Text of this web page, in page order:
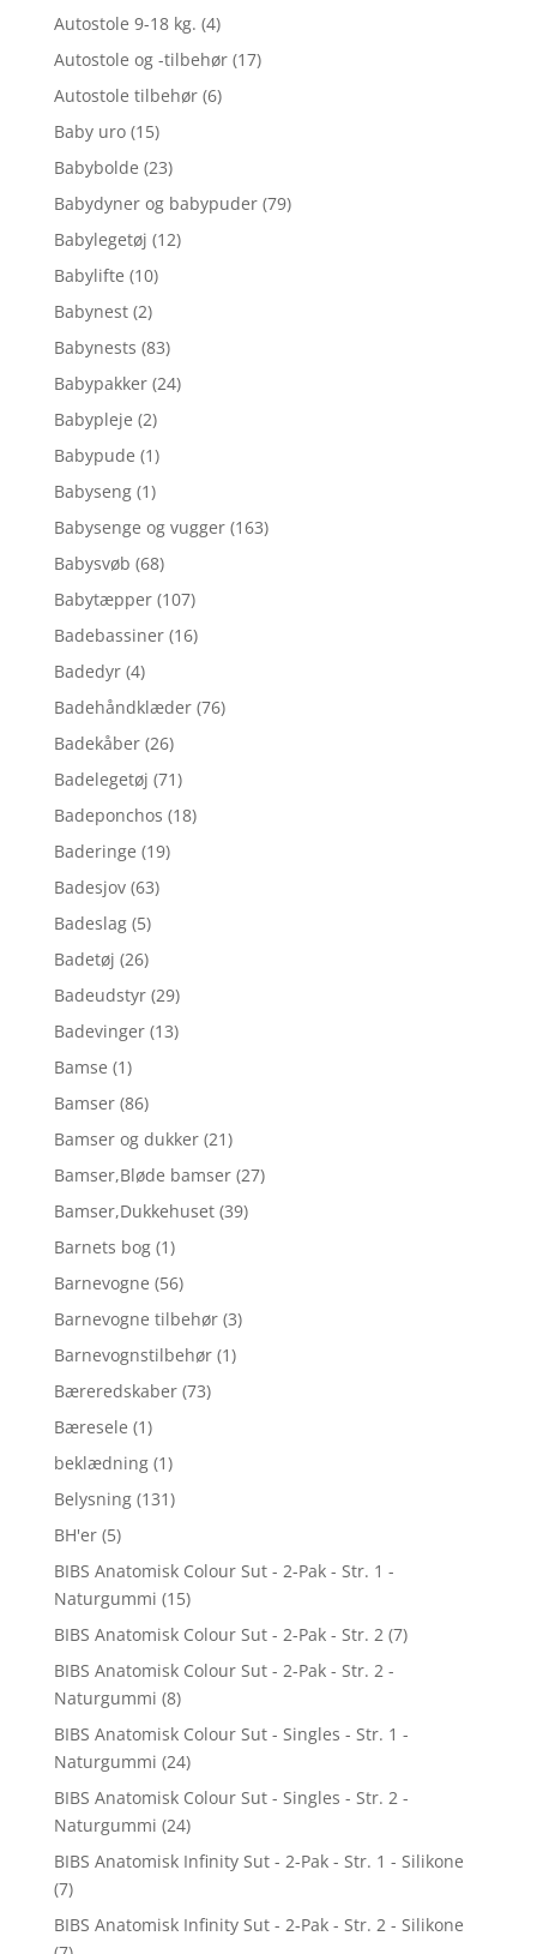
Autostole 9-18 kg. (4)
Autostole og -tilbehør (17)
Autostole tilbehør (6)
Baby uro (15)
Babybolde (23)
Babydyner og babypuder (79)
Babylegetøj (12)
Babylifte (10)
Babynest (2)
Babynests (83)
Babypakker (24)
Babypleje (2)
Babypude (1)
Babyseng (1)
Babysenge og vugger (163)
Babysvøb (68)
Babytæpper (107)
Badebassiner (16)
Badedyr (4)
Badehåndklæder (76)
Badekåber (26)
Badelegetøj (71)
Badeponchos (18)
Baderinge (19)
Badesjov (63)
Badeslag (5)
Badetøj (26)
Badeudstyr (29)
Badevinger (13)
Bamse (1)
Bamser (86)
Bamser og dukker (21)
Bamser,Bløde bamser (27)
Bamser,Dukkehuset (39)
Barnets bog (1)
Barnevogne (56)
Barnevogne tilbehør (3)
Barnevognstilbehør (1)
Bæreredskaber (73)
Bæresele (1)
beklædning (1)
Belysning (131)
BH'er (5)
BIBS Anatomisk Colour Sut - 2-Pak - Str. 1 -
Naturgummi (15)
BIBS Anatomisk Colour Sut - 2-Pak - Str. 2 (7)
BIBS Anatomisk Colour Sut - 2-Pak - Str. 2 -
Naturgummi (8)
BIBS Anatomisk Colour Sut - Singles - Str. 1 -
Naturgummi (24)
BIBS Anatomisk Colour Sut - Singles - Str. 2 -
Naturgummi (24)
BIBS Anatomisk Infinity Sut - 2-Pak - Str. 1 - Silikone
(7)
BIBS Anatomisk Infinity Sut - 2-Pak - Str. 2 - Silikone